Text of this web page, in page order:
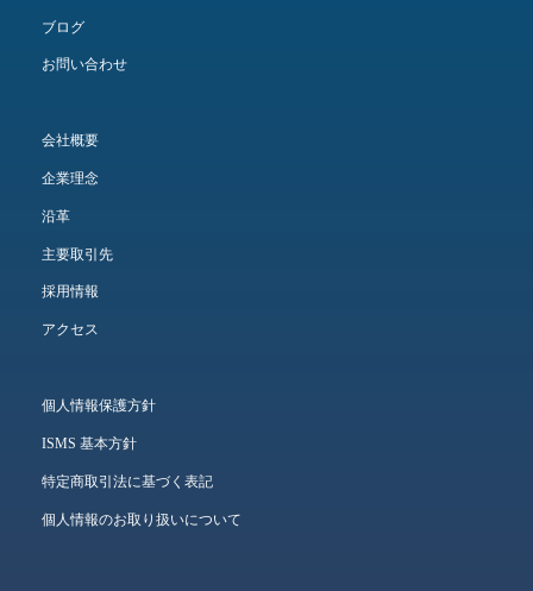
ブログ
お問い合わせ
会社概要
企業理念
沿革
主要取引先
採用情報
アクセス
個人情報保護方針
ISMS 基本方針
特定商取引法に基づく表記
個人情報のお取り扱いについて